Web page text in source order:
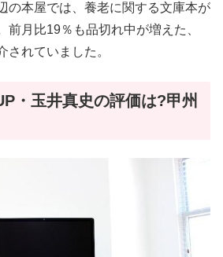
の本屋では、養老に関する文庫本が
前月比19％も品切れ中が増えた、
されていました。
・玉井真史の評価は?甲州